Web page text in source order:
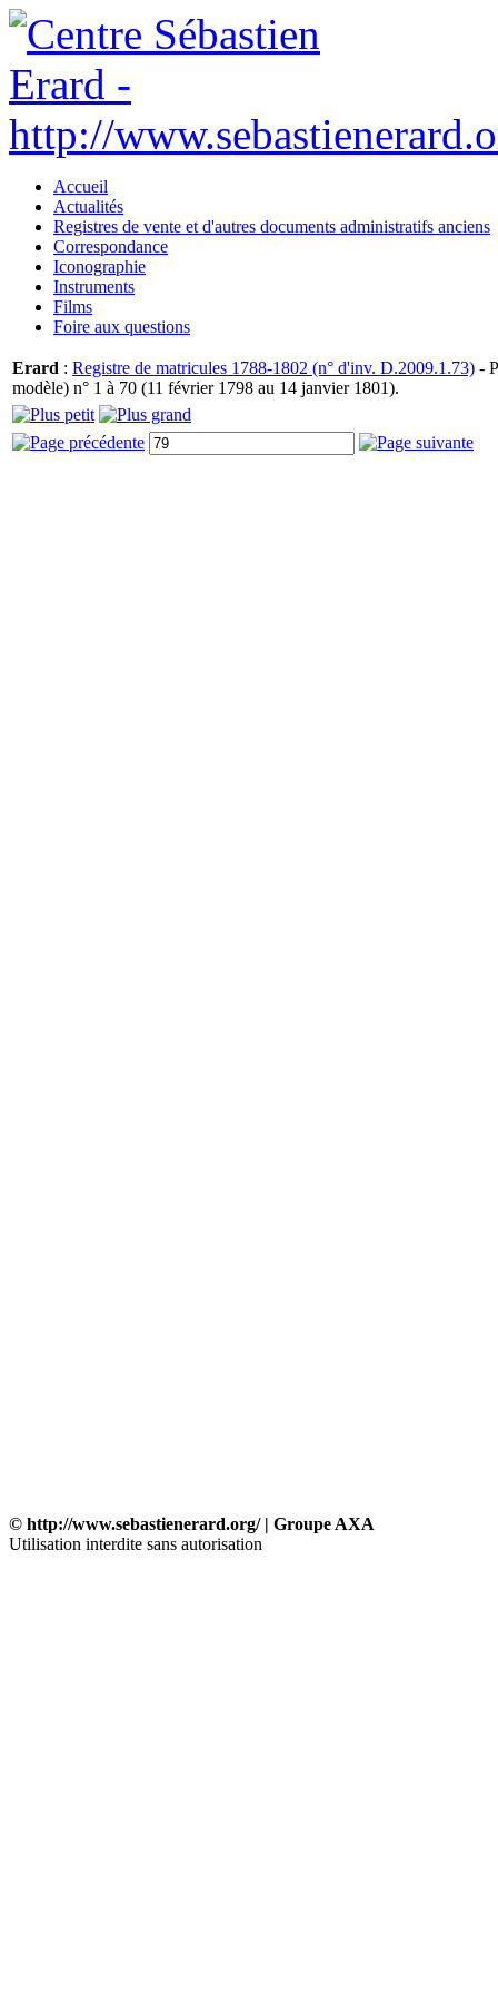
Accueil
Actualités
Registres de vente et d'autres documents administratifs anciens
Correspondance
Iconographie
Instruments
Films
Foire aux questions
Erard : Registre de matricules 1788-1802 (n° d'inv. D.2009.1.73) -
modèle) n° 1 à 70 (11 février 1798 au 14 janvier 1801).
© http://www.sebastienerard.org/ | Groupe AXA
Utilisation interdite sans autorisation